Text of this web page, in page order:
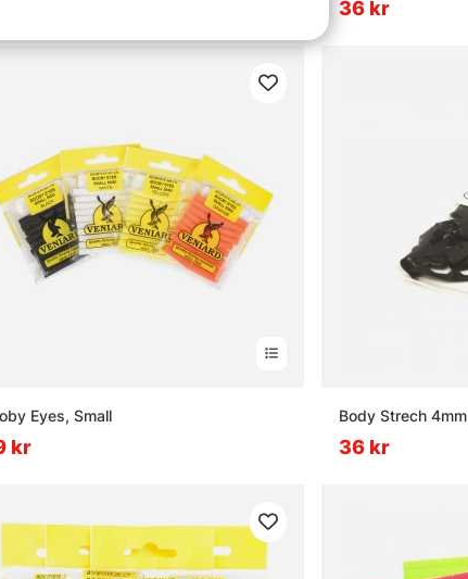
36 kr
Eyes, Small
kr
Body Strech 4mm
36 kr